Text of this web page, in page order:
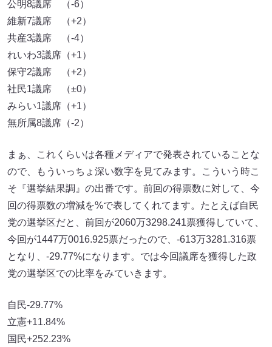
公明8議席 （-6）
維新7議席 （+2）
共産3議席 （-4）
れいわ3議席（+1）
保守2議席 （+2）
社民1議席 （±0）
みらい1議席（+1）
無所属8議席（-2）
まぁ、これくらいは各種メディアで発表されていることな
ので、もういっちょ深い数字を見てみます。こういう時こ
そ『選挙結果調』の出番です。前回の得票数に対して、今
回の得票数の増減を%で表してくれてます。たとえば自民
党の選挙区だと、前回が2060万3298.241票獲得していて、
今回が1447万0016.925票だったので、-613万3281.316票
となり、-29.77%になります。では今回議席を獲得した政
党の選挙区での比率をみていきます。
自民-29.77%
立憲+11.84%
国民+252.23%